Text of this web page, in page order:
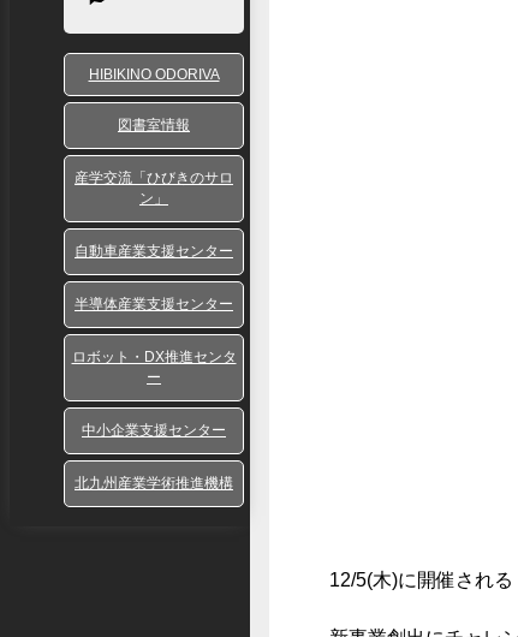
HIBIKINO ODORIVA
図書室情報
産学交流「ひびきのサロ
ン」
自動車産業支援センター
半導体産業支援センター
ロボット・DX推進センタ
ー
中小企業支援センター
北九州産業学術推進機構
12/5(木)に開催され